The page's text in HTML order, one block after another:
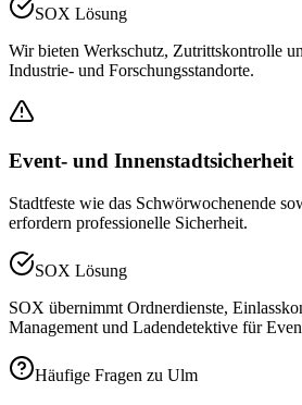
SOX Lösung
Wir bieten Werkschutz, Zutrittskontrolle
Industrie- und Forschungsstandorte.
Event- und Innenstadtsicherheit
Stadtfeste wie das Schwörwochenende
erfordern professionelle Sicherheit.
SOX Lösung
SOX übernimmt Ordnerdienste,
Management und Ladendetektive für
Häufige Fragen zu Ulm